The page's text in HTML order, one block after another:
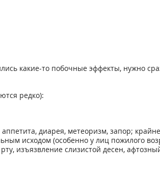
какие-то побочные эффекты, нужно
редко):
диарея, метеоризм, запор;
исходом (особенно у лиц пожилого
изъязвление слизистой десен,